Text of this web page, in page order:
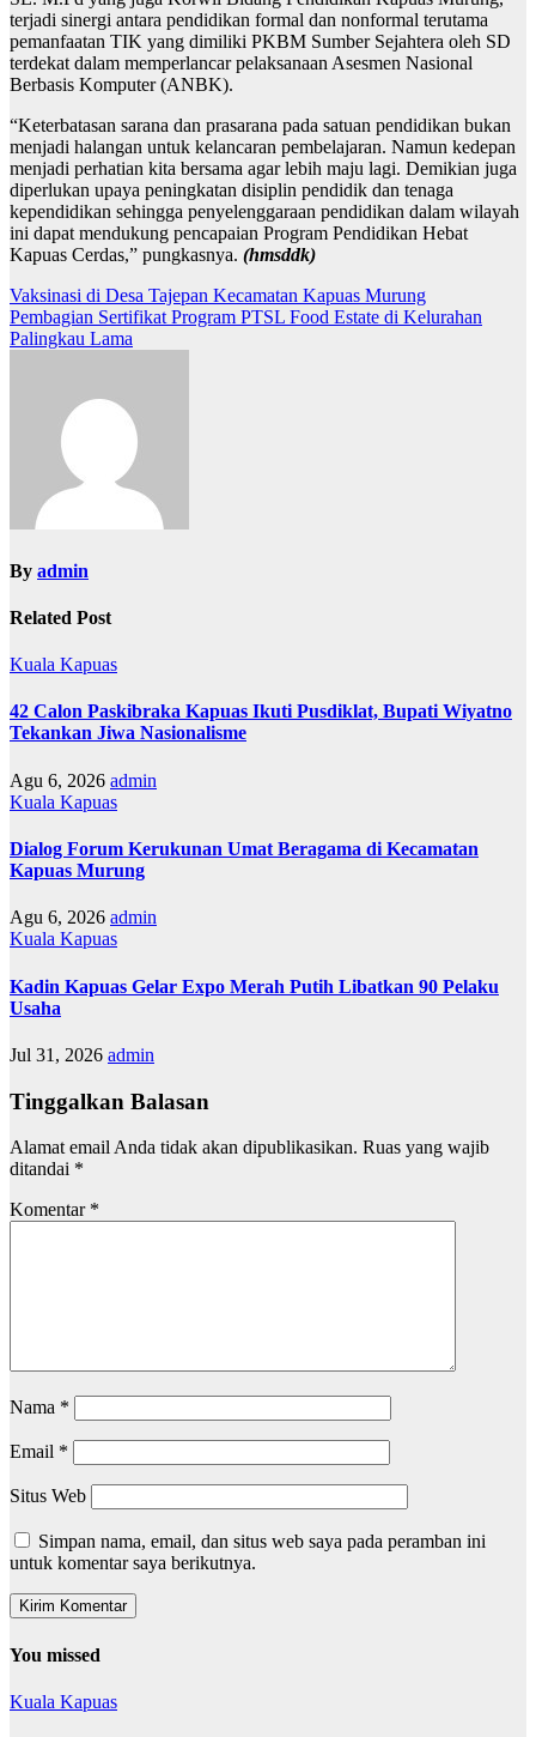
terjadi sinergi antara pendidikan formal dan nonformal terutama
pemanfaatan TIK yang dimiliki PKBM Sumber Sejahtera oleh SD
terdekat dalam memperlancar pelaksanaan Asesmen Nasional
Berbasis Komputer (ANBK).
“Keterbatasan sarana dan prasarana pada satuan pendidikan bukan
menjadi halangan untuk kelancaran pembelajaran. Namun kedepan
menjadi perhatian kita bersama agar lebih maju lagi. Demikian juga
diperlukan upaya peningkatan disiplin pendidik dan tenaga
kependidikan sehingga penyelenggaraan pendidikan dalam wilayah
ini dapat mendukung pencapaian Program Pendidikan Hebat
Kapuas Cerdas,” pungkasnya. (hmsddk)
Navigasi
pos
Vaksinasi di Desa Tajepan Kecamatan Kapuas Murung
Pembagian Sertifikat Program PTSL Food Estate di Kelurahan
Palingkau Lama
By admin
Related Post
Kuala Kapuas
42 Calon Paskibraka Kapuas Ikuti Pusdiklat, Bupati Wiyatno
Tekankan Jiwa Nasionalisme
Agu 6, 2026 admin
Kuala Kapuas
Dialog Forum Kerukunan Umat Beragama di Kecamatan
Kapuas Murung
Agu 6, 2026 admin
Kuala Kapuas
Kadin Kapuas Gelar Expo Merah Putih Libatkan 90 Pelaku
Usaha
Jul 31, 2026 admin
Tinggalkan Balasan
Alamat email Anda tidak akan dipublikasikan. Ruas yang wajib
ditandai *
Komentar *
Nama *
Email *
Situs Web
Simpan nama, email, dan situs web saya pada peramban ini
untuk komentar saya berikutnya.
You missed
Kuala Kapuas